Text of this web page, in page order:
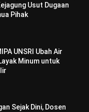
Usut Dugaan
Pihak
UNSRI Ubah Air
Minum untuk
Sejak Dini, Dosen